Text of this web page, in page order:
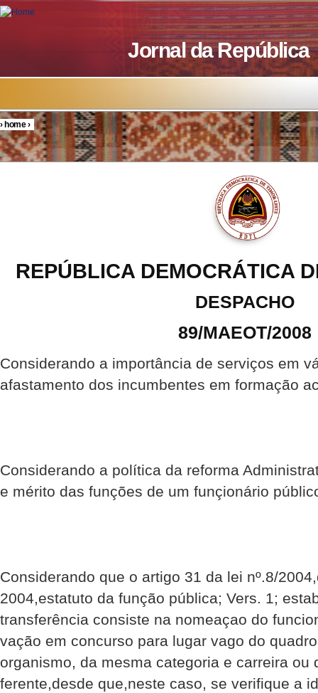
Skip to main content
Jornal da República
You are here
›home›
REPÚBLICA DEMOCRÁTICA
DESPACHO
89/MAEOT/2008
Considerando a importância de serviços em
afastamento dos incumbentes em formação
Considerando a política da reforma
e mérito das funções de um funçionário
Considerando que o artigo 31 da lei nº.8/
2004,estatuto da função pública; Vers. 1;
transferência consiste na nomeaçao do
vação em concurso para lugar vago do
organismo, da mesma categoria e carreira ou
ferente,desde que,neste caso, se verifique a